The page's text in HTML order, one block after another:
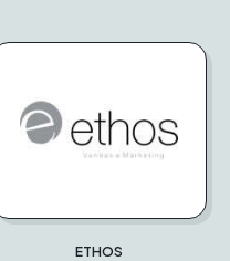
ETHOS